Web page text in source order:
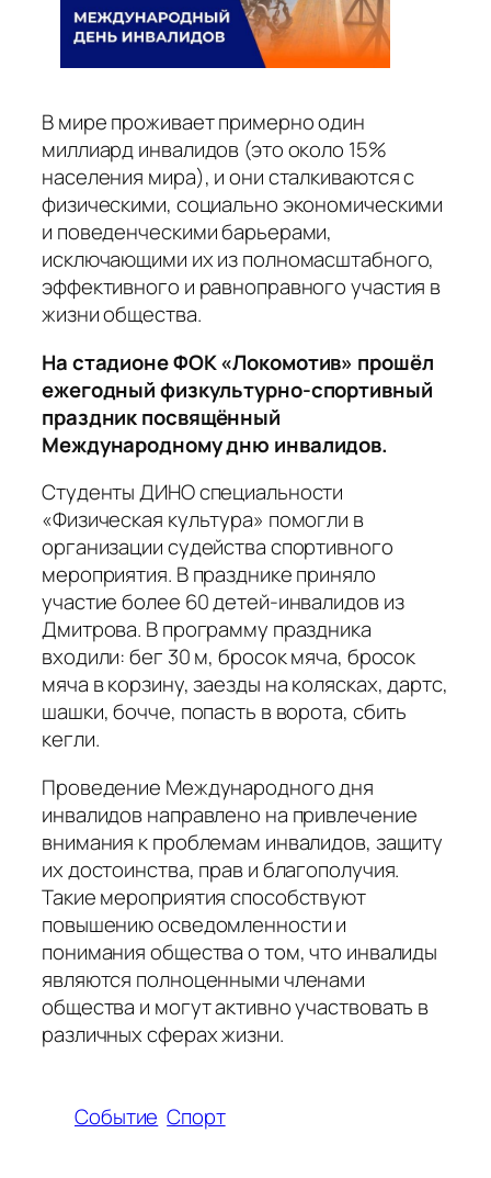
В мире проживает примерно один
миллиард инвалидов (это около 15%
населения мира), и они сталкиваются с
физическими, социально экономическими
и поведенческими барьерами,
исключающими их из полномасштабного,
эффективного и равноправного участия в
жизни общества.
На стадионе ФОК «Локомотив» прошёл
ежегодный физкультурно-спортивный
праздник посвящённый
Международному дню инвалидов.
Студенты ДИНО специальности
«Физическая культура» помогли в
организации судейства спортивного
мероприятия. В празднике приняло
участие более 60 детей-инвалидов из
Дмитрова. В программу праздника
входили: бег 30 м, бросок мяча, бросок
мяча в корзину, заезды на колясках, дартс,
шашки, бочче, попасть в ворота, сбить
кегли.
Проведение Международного дня
инвалидов направлено на привлечение
внимания к проблемам инвалидов, защиту
их достоинства, прав и благополучия.
Такие мероприятия способствуют
повышению осведомленности и
понимания общества о том, что инвалиды
являются полноценными членами
общества и могут активно участвовать в
различных сферах жизни.
Событие Спорт